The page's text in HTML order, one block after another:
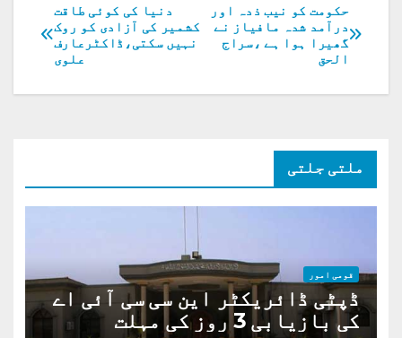
پوسٹوں
کی
نیویگیشن
دنیا کی کوئی طاقت
کشمیر کی آزادی کو روک
نہیں سکتی،ڈاکٹرعارف
علوی
حکومت کو نیب ذدہ اور
درآمد شدہ مافیاز نے
گھیرا ہوا ہے ،سراج
الحق
ملتی جلتی
قومی امور
ڈپٹی ڈائریکٹر این سی سی آئی اے
کی بازیابی 3 روز کی مہلت